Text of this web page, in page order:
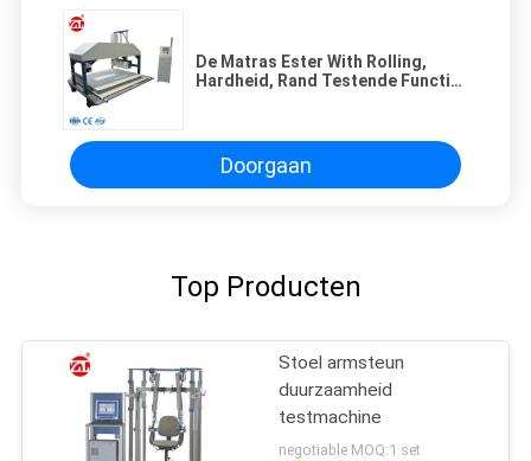
De Matras Ester With Rolling,
Hardheid, Rand Testende Functie
Doorgaan
Top Producten
Stoel armsteun
duurzaamheid
testmachine
negotiable MOQ:1 set